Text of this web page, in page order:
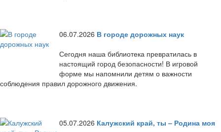
06.07.2026 В городе дорожных наук
Сегодня наша библиотека превратилась в
настоящий город безопасности! В игровой
форме мы напомнили детям о важности
соблюдения правил дорожного движения.
05.07.2026 Калужский край, ты – Родина моя